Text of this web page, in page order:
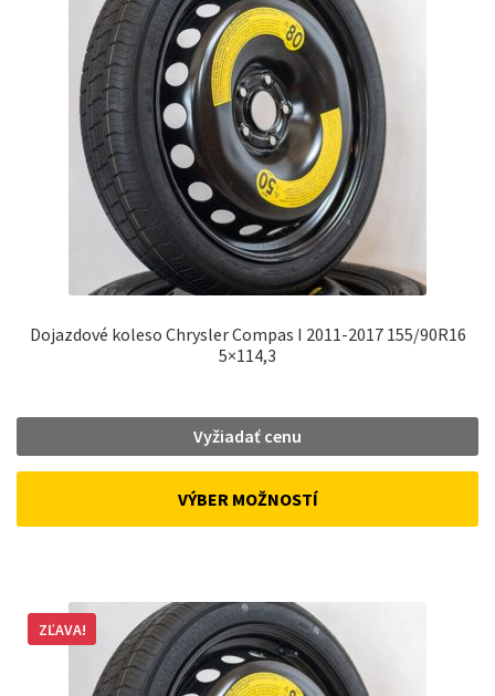
Dojazdové koleso Chrysler Compas I 2011-2017 155/90R16
5×114,3
Vyžiadať cenu
VÝBER MOŽNOSTÍ
ZĽAVA!